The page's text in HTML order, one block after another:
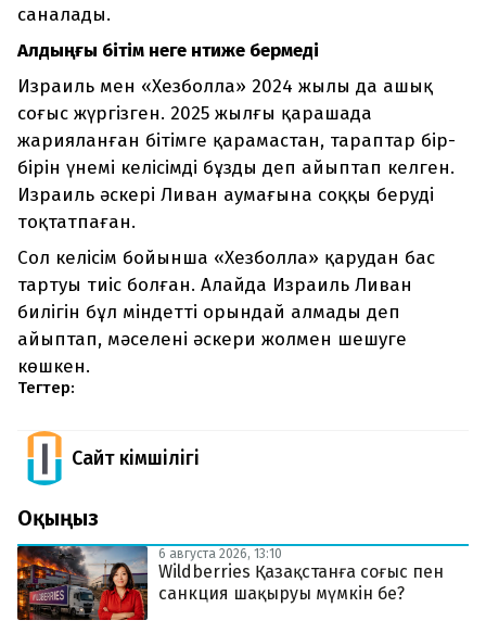
саналады.
Алдыңғы бітім неге нәтиже бермеді
Израиль мен «Хезболла» 2024 жылы да ашық
соғыс жүргізген. 2025 жылғы қарашада
жарияланған бітімге қарамастан, тараптар бір-
бірін үнемі келісімді бұзды деп айыптап келген.
Израиль әскері Ливан аумағына соққы беруді
тоқтатпаған.
Сол келісім бойынша «Хезболла» қарудан бас
тартуы тиіс болған. Алайда Израиль Ливан
билігін бұл міндетті орындай алмады деп
айыптап, мәселені әскери жолмен шешуге
көшкен.
Тегтер:
Сайт Әкімшілігі
Оқыңыз
6 августа 2026, 13:10
Wildberries Қазақстанға соғыс пен
санкция шақыруы мүмкін бе?